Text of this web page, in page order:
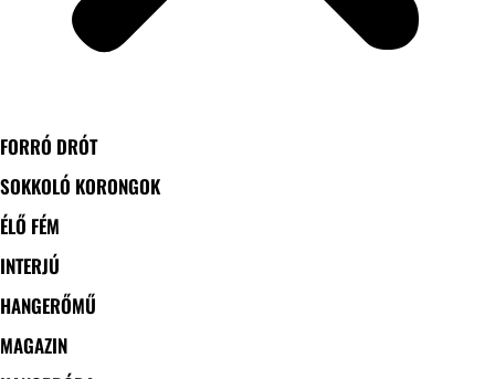
FORRÓ DRÓT
SOKKOLÓ KORONGOK
ÉLŐ FÉM
INTERJÚ
HANGERŐMŰ
MAGAZIN